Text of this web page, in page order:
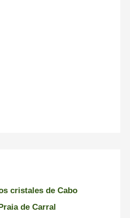
cristales de Cabo
de Carral